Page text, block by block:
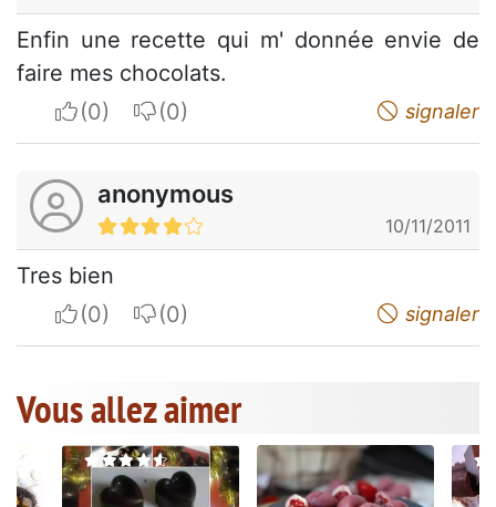
Enfin une recette qui m' donnée envie de
faire mes chocolats.
I apreciateI do not appreciate signaler
anonymous
10/11/2011
Tres bien
I apreciateI do not appreciate signaler
Vous allez aimer